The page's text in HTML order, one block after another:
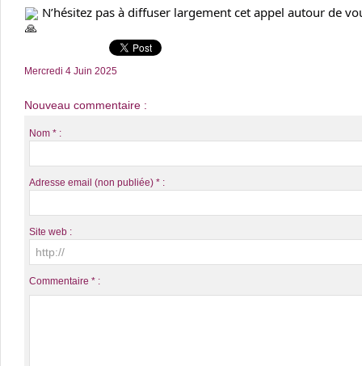
N’hésitez pas à diffuser largement cet appel autour de
Mercredi 4 Juin 2025
Nouveau commentaire :
Nom * :
Adresse email (non publiée) * :
Site web :
Commentaire * :